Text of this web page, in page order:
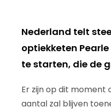
Nederland telt
optiekketen
te starten, die de
Er zijn op dit moment
aantal zal blijven